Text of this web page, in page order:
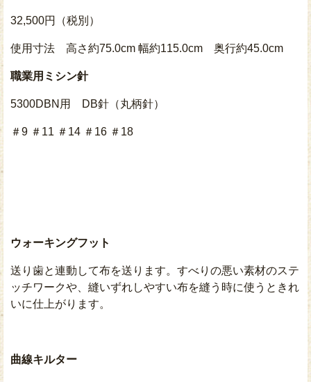
32,500円（税別）
使用寸法 高さ約75.0cm 幅約115.0cm 奥行約45.0cm
職業用ミシン針
5300DBN用 DB針（丸柄針）
＃9 ＃11 ＃14 ＃16 ＃18
ウォーキングフット
送り歯と連動して布を送ります。すべりの悪い素材のステ
ッチワークや、縫いずれしやすい布を縫う時に使うときれ
いに仕上がります。
曲線キルター